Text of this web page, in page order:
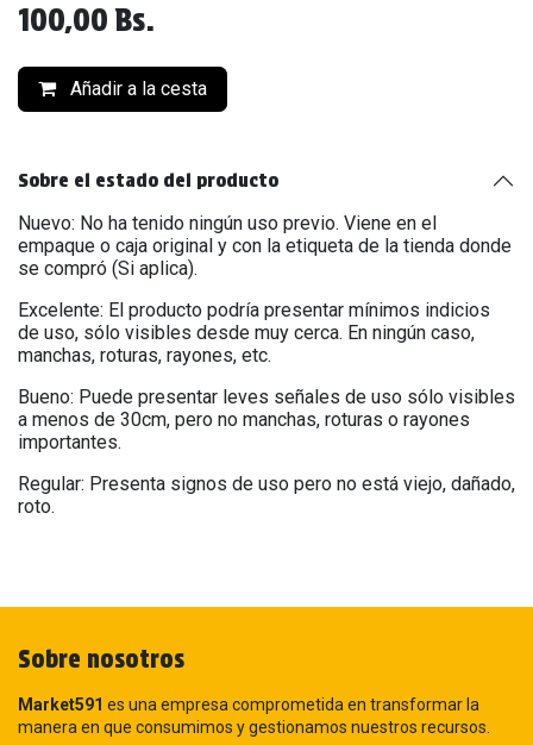
100,00 Bs.
Añadir a la cesta
Sobre el estado del producto
Nuevo: No ha tenido ningún uso previo. Viene en el
empaque o caja original y con la etiqueta de la tienda donde
se compró (Si aplica).
Excelente: El producto podría presentar mínimos indicios
de uso, sólo visibles desde muy cerca. En ningún caso,
manchas, roturas, rayones, etc.
Bueno: Puede presentar leves señales de uso sólo visibles
a menos de 30cm, pero no manchas, roturas o rayones
importantes.
Regular: Presenta signos de uso pero no está viejo, dañado,
roto.
Sobre nosotros
Market591 es una empresa comprometida en transformar la
manera en que consumimos y gestionamos nuestros recursos.